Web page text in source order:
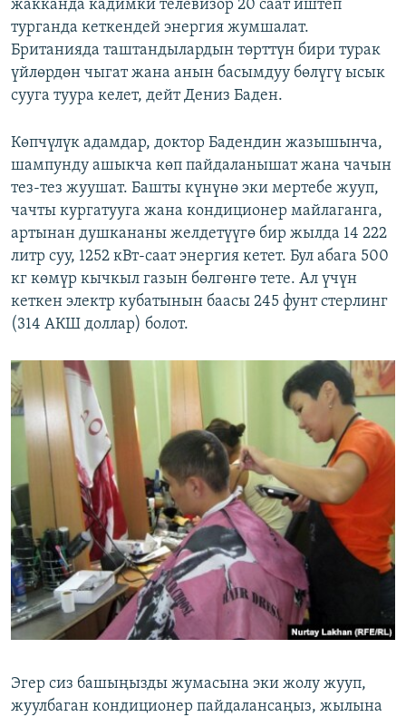
жакканда кадимки телевизор 20 саат иштеп
турганда кеткендей энергия жумшалат.
Британияда таштандылардын төрттүн бири турак
үйлөрдөн чыгат жана анын басымдуу бөлүгү ысык
сууга туура келет, дейт Дениз Баден.
Көпчүлүк адамдар, доктор Бадендин жазышынча,
шампунду ашыкча көп пайдаланышат жана чачын
тез-тез жуушат. Башты күнүнө эки мертебе жууп,
чачты кургатууга жана кондиционер майлаганга,
артынан душкананы желдетүүгө бир жылда 14 222
литр суу, 1252 кВт-саат энергия кетет. Бул абага 500
кг көмүр кычкыл газын бөлгөнгө тете. Ал үчүн
кеткен электр кубатынын баасы 245 фунт стерлинг
(314 АКШ доллар) болот.
Эгер сиз башыңызды жумасына эки жолу жууп,
жуулбаган кондиционер пайдалансаңыз, жылына